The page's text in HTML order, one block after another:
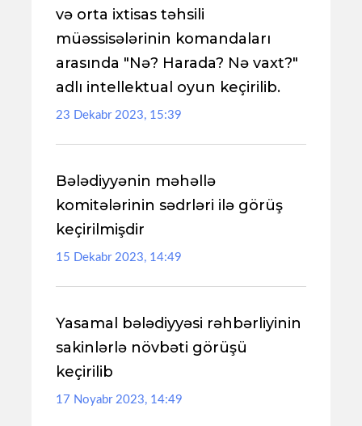
və orta ixtisas təhsili
müəssisələrinin komandaları
arasında "Nə? Harada? Nə vaxt?"
adlı intellektual oyun keçirilib.
23 Dekabr 2023, 15:39
Bələdiyyənin məhəllə
komitələrinin sədrləri ilə görüş
keçirilmişdir
15 Dekabr 2023, 14:49
Yasamal bələdiyyəsi rəhbərliyinin
sakinlərlə növbəti görüşü
keçirilib
17 Noyabr 2023, 14:49